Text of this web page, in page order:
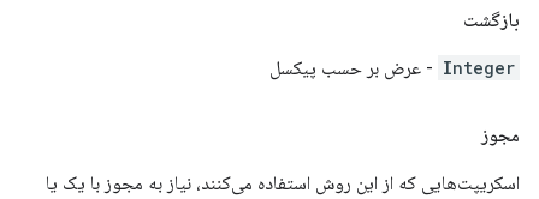
بازگشت
Integer - عرض بر حسب پیکسل
مجوز
اسکریپت‌هایی که از این روش استفاده می‌کنند، نیاز به مجوز با یک یا